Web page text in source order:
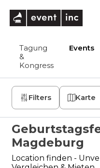
Tagung
&
Kongress
Events
Filters Karte
Magdeburg
Location finden -